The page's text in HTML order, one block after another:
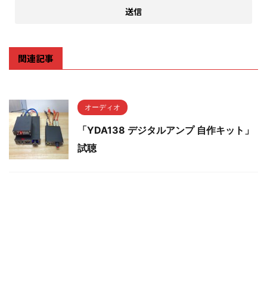
関連記事
オーディオ
「YDA138 デジタルアンプ 自作キット」
試聴